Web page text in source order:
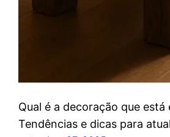
Qual é a decoração que está
Tendências e dicas para